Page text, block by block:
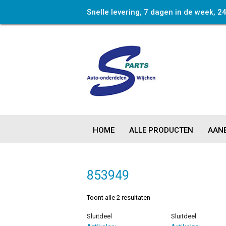
Snelle levering, 7 dagen in de week,
HOME ALLE PRODUCTEN
853949
Toont alle 2 resultaten
Sluitdeel Sluitdeel